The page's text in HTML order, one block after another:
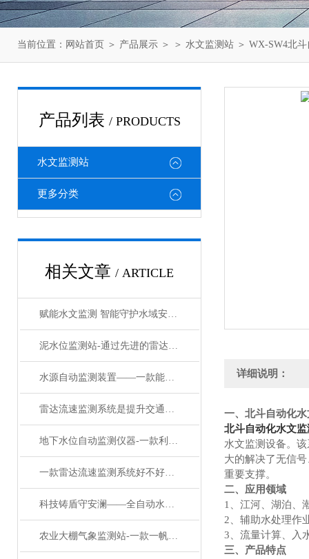
当前位置： 网站首页 ＞ 产品展示 ＞ ＞ 水文监测站 ＞ WX-SW4北
产品列表 / PRODUCTS
水文监测站
更多分类
相关文章 / ARTICLE
赋能水文监测 智能守护水域安澜——水位在线自动监测系统的创新应用与发展
泥水位监测站-通过先进的雷达技术来实现对水位和雨量的测量水文监测站
水源自动监测装置——一款能者为师的监测液位系统/直送2024
雷达流速监测系统是提升交通安全的智能工具
地下水位自动监测仪器-一款利索方便的实时在线水位监测系统#2023已更新
一款雷达流速监测系统好不好用，看它有没有这些特点就够了
科技铸盾守安澜——全自动水文监测站筑牢水利安全防线
农业大棚气象监测站-一款一帆风顺的自动观测气象站#2022已更新
详细说明：
一、北斗自动化
北斗自动化水文
水文监测设备。
大的解决了无信
重要支撑。
二、应用领域
1、江河、湖泊、
2、辅助水处理作
3、流量计算、入
三、产品特点